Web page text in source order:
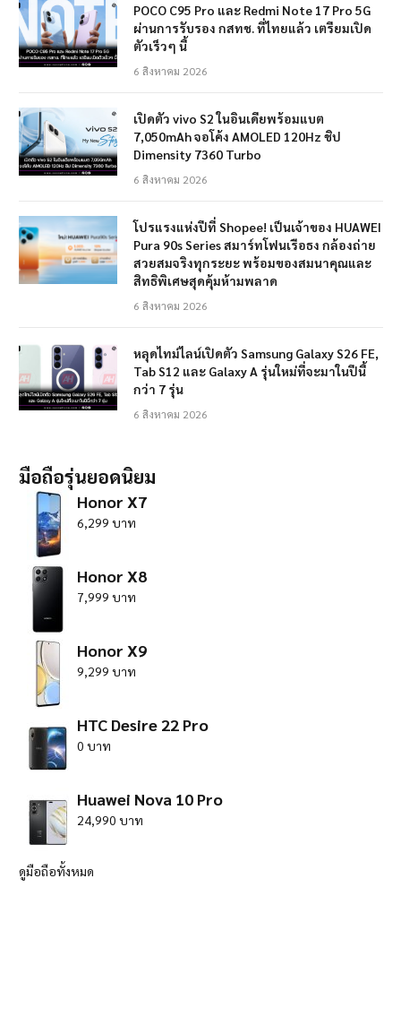
POCO C95 Pro และ Redmi Note 17 Pro 5G
ผ่านการรับรอง กสทช. ที่ไทยแล้ว เตรียมเปิด
ตัวเร็วๆ นี้
6 สิงหาคม 2026
เปิดตัว vivo S2 ในอินเดียพร้อมแบต
7,050mAh จอโค้ง AMOLED 120Hz ชิป
Dimensity 7360 Turbo
6 สิงหาคม 2026
โปรแรงแห่งปีที่ Shopee! เป็นเจ้าของ HUAWEI
Pura 90s Series สมาร์ทโฟนเรือธง กล้องถ่าย
สวยสมจริงทุกระยะ พร้อมของสมนาคุณและ
สิทธิพิเศษสุดคุ้มห้ามพลาด
6 สิงหาคม 2026
หลุดไทม์ไลน์เปิดตัว Samsung Galaxy S26 FE,
Tab S12 และ Galaxy A รุ่นใหม่ที่จะมาในปีนี้
กว่า 7 รุ่น
6 สิงหาคม 2026
มือถือรุ่นยอดนิยม
Honor X7
6,299 บาท
Honor X8
7,999 บาท
Honor X9
9,299 บาท
HTC Desire 22 Pro
0 บาท
Huawei Nova 10 Pro
24,990 บาท
ดูมือถือทั้งหมด